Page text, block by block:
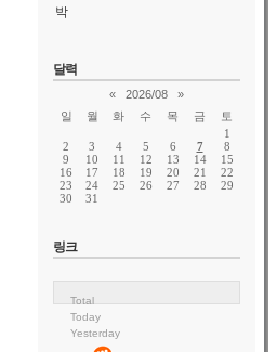
박
달력
« 2026/08
»
일
월 화 수 목 금
토
1
2
3 4 5 6 7
8
9
10 11 12 13 14
15
16
17 18 19 20 21
22
23
24 25 26 27 28
29
30
31
링크
Total
Today
Yesterday